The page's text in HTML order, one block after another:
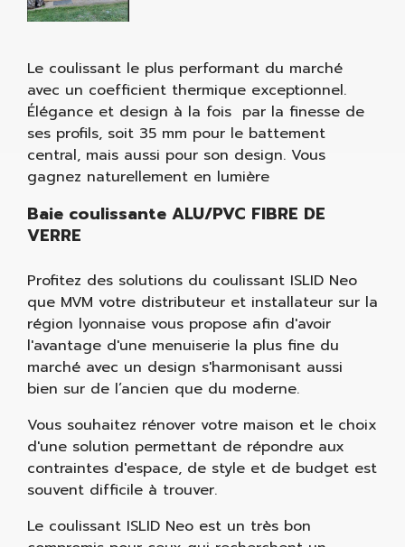
Le coulissant le plus performant du marché
avec un coefficient thermique exceptionnel.
Élégance et design à la fois par la finesse de
ses profils, soit 35 mm pour le battement
central, mais aussi pour son design. Vous
gagnez naturellement en lumière
Baie coulissante ALU/PVC FIBRE DE
VERRE
Profitez des solutions du coulissant ISLID Neo
que MVM votre distributeur et installateur sur la
région lyonnaise vous propose afin d'avoir
l'avantage d'une menuiserie la plus fine du
marché avec un design s'harmonisant aussi
bien sur de l’ancien que du moderne.
Vous souhaitez rénover votre maison et le choix
d'une solution permettant de répondre aux
contraintes d'espace, de style et de budget est
souvent difficile à trouver.
Le coulissant ISLID Neo est un très bon